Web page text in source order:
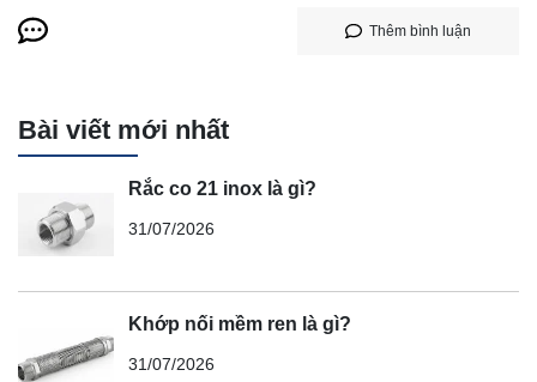
Thêm bình luận
Bài viết mới nhất
Rắc co 21 inox là gì?
31/07/2026
Khớp nối mềm ren là gì?
31/07/2026